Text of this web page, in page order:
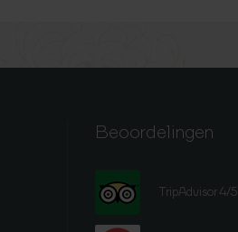
Beoordelingen
TripAdvisor 4/5